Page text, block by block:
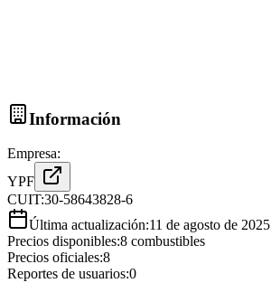
Información
Empresa:
YPF
CUIT:30-58643828-6
Última actualización:11 de agosto de 2025
Precios disponibles:8 combustibles
Precios oficiales:8
Reportes de usuarios:0